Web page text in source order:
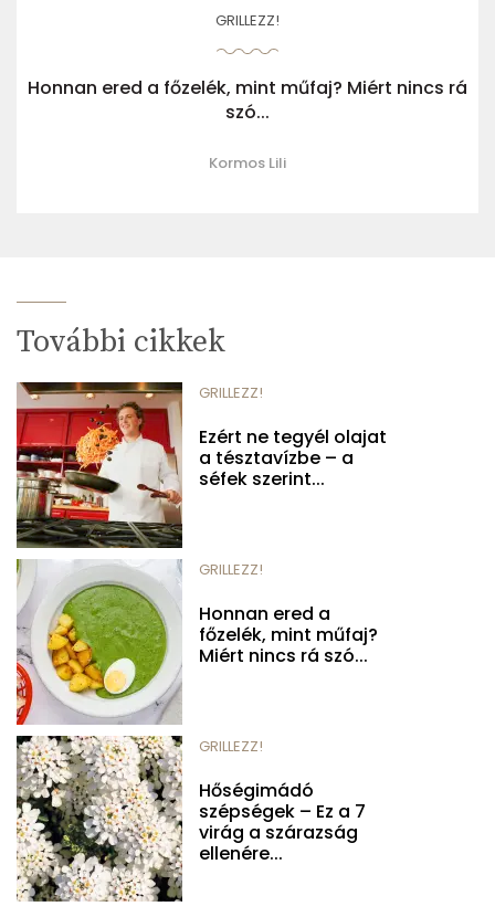
GRILLEZZ!
Honnan ered a főzelék, mint műfaj? Miért nincs rá
szó...
Kormos Lili
További cikkek
GRILLEZZ!
Ezért ne tegyél olajat
a tésztavízbe – a
séfek szerint...
GRILLEZZ!
Honnan ered a
főzelék, mint műfaj?
Miért nincs rá szó...
GRILLEZZ!
Hőségimádó
szépségek – Ez a 7
virág a szárazság
ellenére...